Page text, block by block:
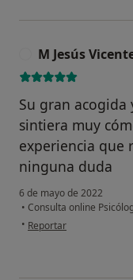
M Jesús
Su gran acogida
sintiera muy
experiencia que
ninguna duda
6 de mayo de 2022
• Consulta online
• en opinión del usuario M
Reportar